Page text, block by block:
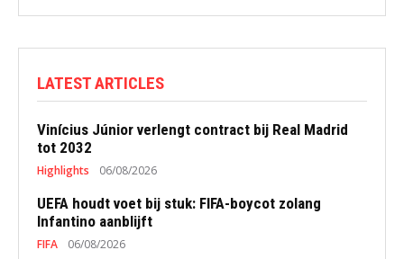
LATEST ARTICLES
Vinícius Júnior verlengt contract bij Real Madrid
tot 2032
Highlights 06/08/2026
UEFA houdt voet bij stuk: FIFA-boycot zolang
Infantino aanblijft
FIFA 06/08/2026